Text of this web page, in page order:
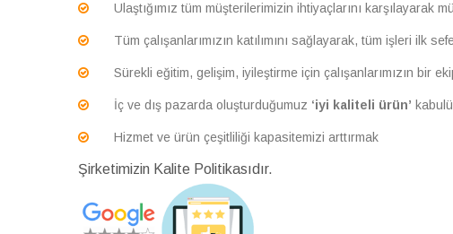
Ulaştığımız tüm müşterilerimizin ihtiyaçlarını karşılayarak
Tüm çalışanlarımızın katılımını sağlayarak, tüm işleri ilk
Sürekli eğitim, gelişim, iyileştirme için çalışanlarımızın bir
İç ve dış pazarda oluşturduğumuz ‘iyi kaliteli ürün’
Hizmet ve ürün çeşitliliği kapasitemizi arttırmak
Şirketimizin Kalite Politikasıdır.